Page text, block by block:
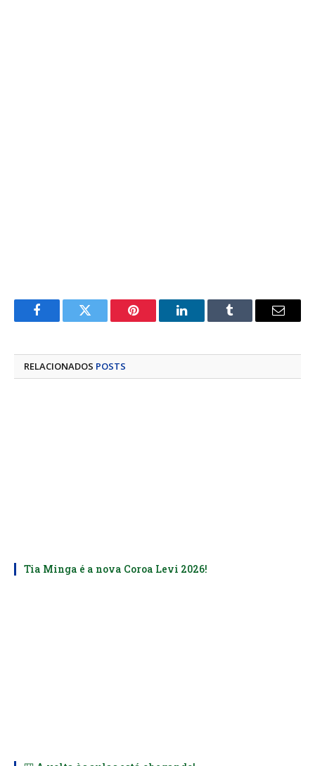
FacebookTwitter Pinterest LinkedInTumblr
E-
RELACIONADOS POSTS
Tia Minga é a nova Coroa Levi 2026!